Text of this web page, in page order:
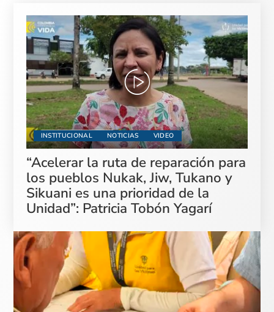
INSTITUCIONAL NOTICIAS VIDEO
“Acelerar la ruta de reparación para
los pueblos Nukak, Jiw, Tukano y
Sikuani es una prioridad de la
Unidad”: Patricia Tobón Yagarí